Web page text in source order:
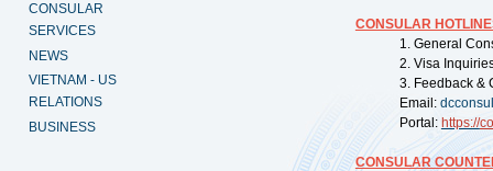
CONSULAR
SERVICES
NEWS
VIETNAM - US
RELATIONS
BUSINESS
CONSULAR
1. General
2. Visa
3. Feedback &
Email:
Portal: https://
CONSULAR